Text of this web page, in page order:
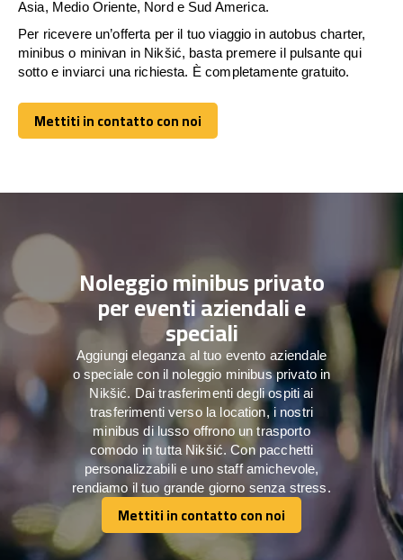
Asia, Medio Oriente, Nord e Sud America.
Per ricevere un’offerta per il tuo viaggio in autobus charter,
minibus o minivan in Nikšić, basta premere il pulsante qui
sotto e inviarci una richiesta. È completamente gratuito.
Mettiti in contatto con noi
Mettiti in contatto con noi
Noleggio minibus privato
per eventi aziendali e
speciali
Aggiungi eleganza al tuo evento aziendale
o speciale con il noleggio minibus privato in
Nikšić. Dai trasferimenti degli ospiti ai
trasferimenti verso la location, i nostri
minibus di lusso offrono un trasporto
comodo in tutta Nikšić. Con pacchetti
personalizzabili e uno staff amichevole,
rendiamo il tuo grande giorno senza stress.
Mettiti in contatto con noi
Mettiti in contatto con noi